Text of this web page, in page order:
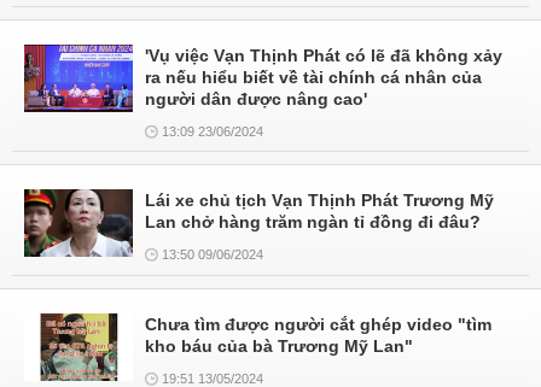
'Vụ việc Vạn Thịnh Phát có lẽ đã không xảy
ra nếu hiểu biết về tài chính cá nhân của
người dân được nâng cao'
13:09 23/06/2024
Lái xe chủ tịch Vạn Thịnh Phát Trương Mỹ
Lan chở hàng trăm ngàn tỉ đồng đi đâu?
13:50 09/06/2024
Chưa tìm được người cắt ghép video "tìm
kho báu của bà Trương Mỹ Lan"
19:51 13/05/2024